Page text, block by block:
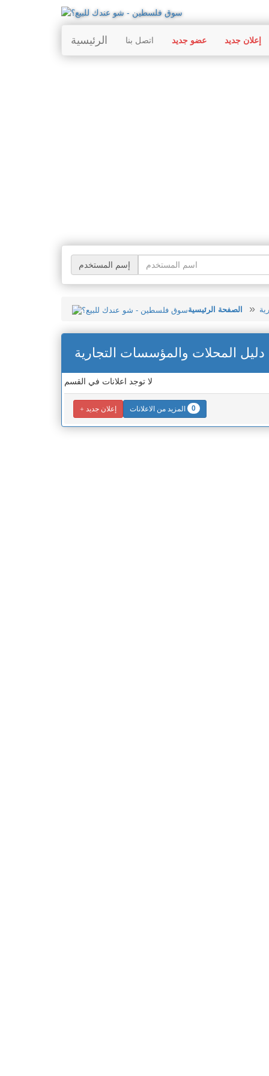
الرئيسية اتصل بنا عضو جديد إعلان جديد
إسم المستخدم
الصفحة الرئيسية
دليل المحلات والمؤسسات التجارية
لا توجد اعلانات في القسم
0 إعلان جديد